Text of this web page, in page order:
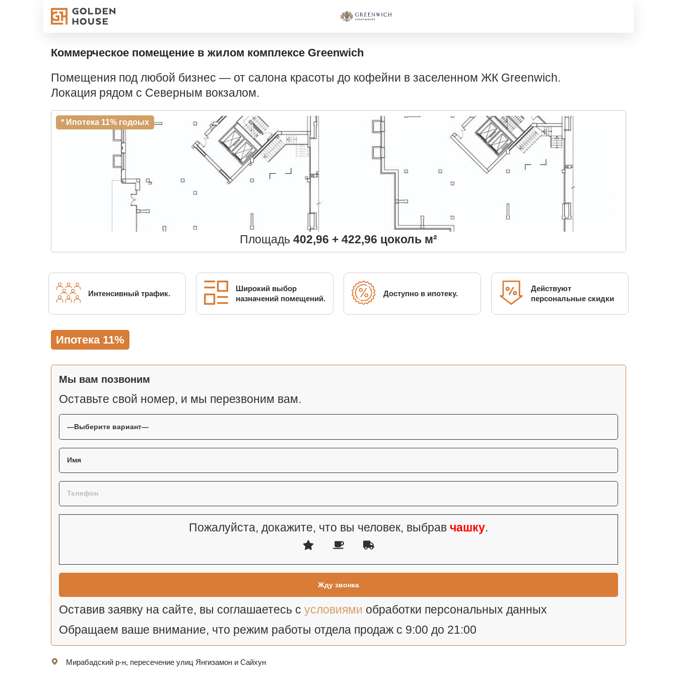
Коммерческое помещение в жилом комплексе Greenwich
Помещения под любой бизнес — от салона красоты до кофейни в заселенном ЖК Greenwich.
Локация рядом с Северным вокзалом.
Площадь 402,96 + 422,96 цоколь м²
Интенсивный трафик.
Широкий выбор
назначений помещений.
Доступно в ипотеку.
Действуют
персональные скидки
Ипотека 11%
Мы вам позвоним
Оставьте свой номер, и мы перезвоним вам.
Пожалуйста, докажите, что вы человек, выбравчашку.
Оставив заявку на сайте, вы соглашаетесь с условиями обработки персональных данных
Обращаем ваше внимание, что режим работы отдела продаж с 9:00 до 21:00
Мирабадский р-н, пересечение улиц Янгизамон и Сайхун